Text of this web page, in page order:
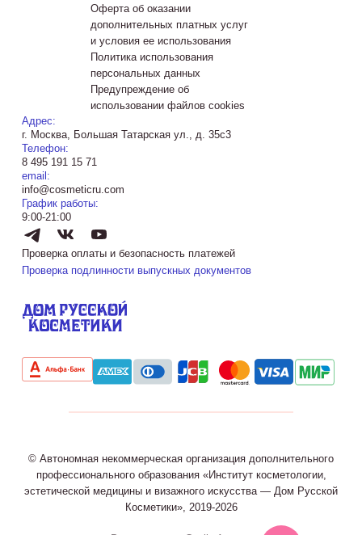
Оферта об оказании
дополнительных платных услуг
и условия ее использования
Политика использования
персональных данных
Предупреждение об
использовании файлов cookies
Адрес:
г. Москва, Большая Татарская ул., д. 35с3
Телефон:
8 495 191 15 71
email:
info@cosmeticru.com
График работы:
9:00-21:00
Проверка оплаты и безопасность платежей
Проверка подлинности выпускных документов
© Автономная некоммерческая организация дополнительного
профессионального образования «Институт косметологии,
эстетической медицины и визажного искусства — Дом Русской
Косметики», 2019-2026